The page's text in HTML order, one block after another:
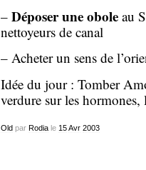
– Déposer une oboleau
nettoyeurs de canal
– Acheter un sens de
Idée du jour : Tomber
verdure sur les hormones,
Oldpar Rodiale 15 Avr 2003